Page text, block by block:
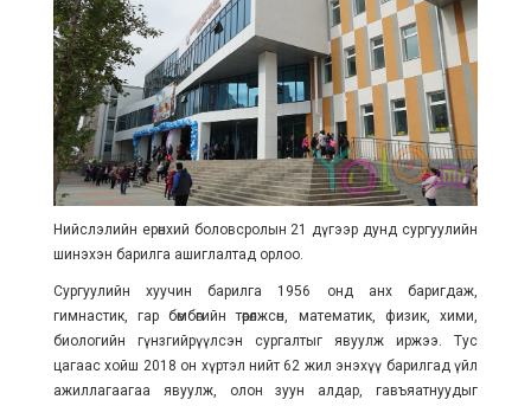
Нийслэлийн ерөнхий боловсролын 21 дүгээр дунд сургуулийн
шинэхэн барилга ашиглалтад орлоо.
Сургуулийн хуучин барилга 1956 онд анх баригдаж,
гимнастик, гар бөмбөгийн төрөлжсөн, математик, физик, хими,
биологийн гүнзгийрүүлсэн сургалтыг явуулж иржээ. Тус
цагаас хойш 2018 он хүртэл нийт 62 жил энэхүү барилгад үйл
ажиллагаагаа явуулж, олон зуун алдар, гавъяатнуудыг